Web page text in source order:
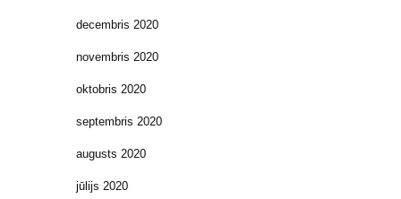
decembris 2020
novembris 2020
oktobris 2020
septembris 2020
augusts 2020
jūlijs 2020